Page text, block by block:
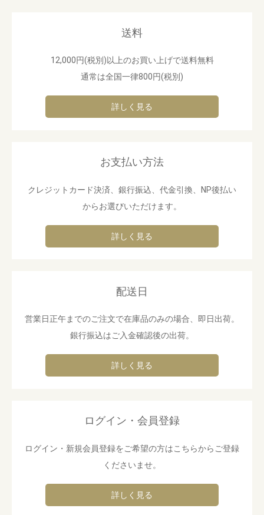
送料
12,000円(税別)以上のお買い上げで送料無料
通常は全国一律800円(税別)
詳しく見る
お支払い方法
クレジットカード決済、銀行振込、代金引換、NP後払い
からお選びいただけます。
詳しく見る
配送日
営業日正午までのご注文で在庫品のみの場合、即日出荷。
銀行振込はご入金確認後の出荷。
詳しく見る
ログイン・会員登録
ログイン・新規会員登録をご希望の方はこちらからご登録
くださいませ。
詳しく見る